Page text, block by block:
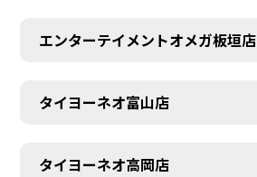
AUDITION
エンターテイメントオメガ板垣店
タイヨーネオ富山店
タイヨーネオ高岡店